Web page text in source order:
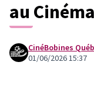
au
CinéBobines
01/06/2026 15:37